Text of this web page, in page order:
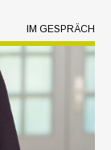
IM GESPRÄCH